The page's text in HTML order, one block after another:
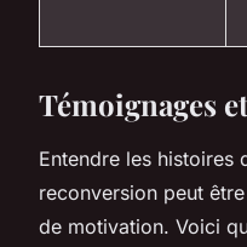
Témoignages
Entendre les histoires
reconversion peut
de motivation. Voici